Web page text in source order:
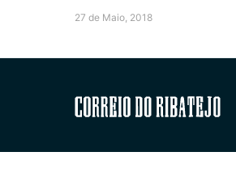
27 de Maio, 2018
Correio do Ribatejo